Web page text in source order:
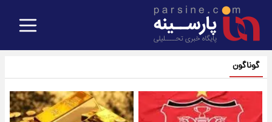
گوناگون